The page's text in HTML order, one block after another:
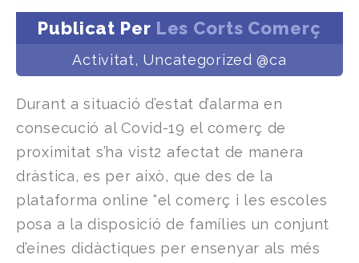
Publicat Per Les Corts Comerç
Activitat, Uncategorized @ca
Durant a situació d’estat d’alarma en
consecució al Covid-19 el comerç de
proximitat s’ha vist2 afectat de manera
dràstica, es per això, que des de la
plataforma online “el comerç i les escoles
posa a la disposició de famílies un conjunt
d’eines didàctiques per ensenyar als més